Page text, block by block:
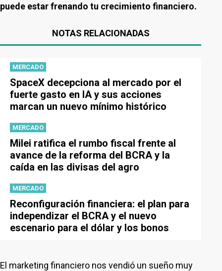
puede estar frenando tu crecimiento financiero.
NOTAS RELACIONADAS
MERCADO
SpaceX decepciona al mercado por el
fuerte gasto en IA y sus acciones
marcan un nuevo mínimo histórico
MERCADO
Milei ratifica el rumbo fiscal frente al
avance de la reforma del BCRA y la
caída en las divisas del agro
MERCADO
Reconfiguración financiera: el plan para
independizar el BCRA y el nuevo
escenario para el dólar y los bonos
El marketing financiero nos vendió un sueño muy